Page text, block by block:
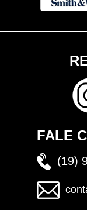
FALE
(19)